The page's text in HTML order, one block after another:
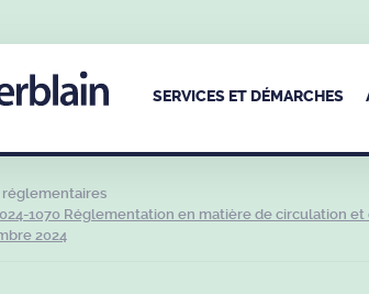
SERVICES ET DÉMARCHES
réglementaires
1070 Réglementation en matière de circulation
2024